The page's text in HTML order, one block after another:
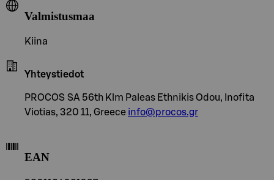
Valmistusmaa
Kiina
Yhteystiedot
PROCOS SA 56th Klm Paleas Ethnikis Odou, Inofita
Viotias, 320 11, Greece info@procos.gr
EAN